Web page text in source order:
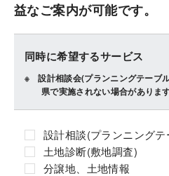
益なご案内が可能です。
同時に希望するサービス
設計相談会(プランニングテーブ
県で実施されない場合がありま
設計相談(プランニングテ
土地診断(敷地調査)
分譲地、土地情報